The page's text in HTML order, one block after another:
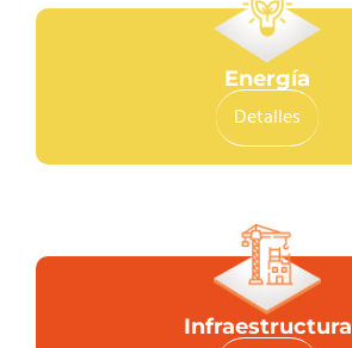
Energía
Detalles
Infraestructura